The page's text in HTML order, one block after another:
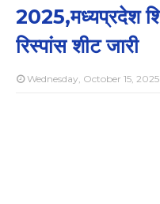
2025,मध्यप्रदेश
रिस्पांस शीट जारी
Wednesday, October 15, 2025